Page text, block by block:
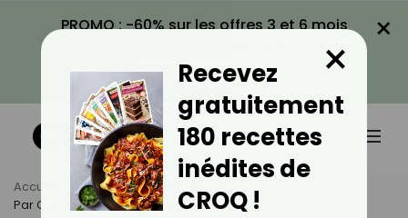
PROMO : -60% sur les offres 3 et 6 mois
VOIR LA PROMO
×
Accueil Actus
Alimentation
Par Quoi Remplacer La Cébette Dans Une Recette ?
Recevez
gratuitement
180 recettes
inédites de
CROQ !
×